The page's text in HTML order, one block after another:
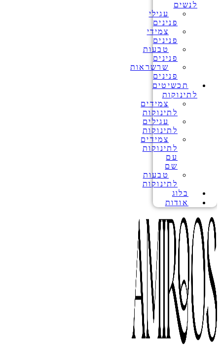
לנשים
עגילי
פנינים
צמידי
פנינים
טבעות
פנינים
שרשראות
פנינים
תכשיטים
לתינוקות
צמידים
לתינוקות
עגילים
לתינוקות
צמידים
לתינוקות
עם
שם
טבעות
לתינוקות
בלוג
אודות